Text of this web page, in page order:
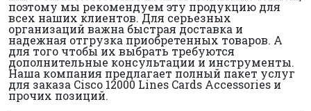
поэтому мы рекомендуем эту продукцию для
всех наших клиентов. Для серьезных
организаций важна быстрая доставка и
надежная отгрузка приобретенных товаров. А
для того чтобы их выбрать требуются
дополнительные консультации и инструменты.
Наша компания предлагает полный пакет услуг
для заказа Cisco 12000 Lines Cards Accessories и
прочих позиций.